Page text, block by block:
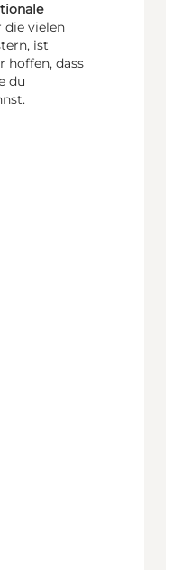
die vielen
ist
hoffen, dass
du